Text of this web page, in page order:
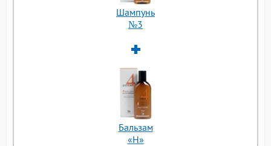
Шампунь
№3
Бальзам
«H»